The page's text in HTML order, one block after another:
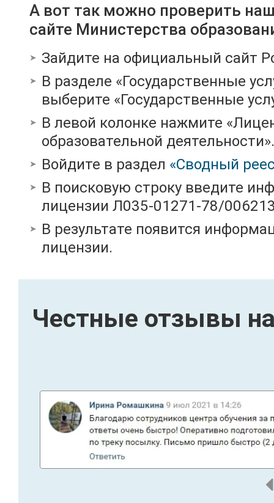
А вот так можно проверить
сайте Министерства
Зайдите на официальный сайт
В разделе «Государственные
выберите «Государственные
В левой колонке нажмите
образовательной деятельности».
Войдите в раздел «Сводный
В поисковую строку введите
лицензии Л035-01271-78/
В результате появится
лицензии.
Честные отзывы